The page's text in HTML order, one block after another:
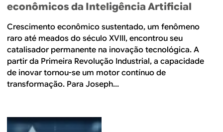
econômicos da Inteligência Artificial
Crescimento econômico sustentado, um fenômeno
raro até meados do século XVIII, encontrou seu
catalisador permanente na inovação tecnológica. A
partir da Primeira Revolução Industrial, a capacidade
de inovar tornou-se um motor contínuo de
transformação. Para Joseph...